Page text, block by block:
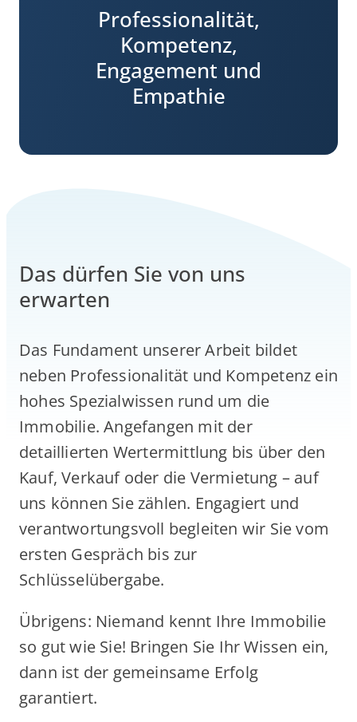
Professionalität,
Kompetenz,
Engagement und
Empathie
Das dürfen Sie von uns
erwarten
Das Fundament unserer Arbeit bildet
neben Professionalität und Kompetenz ein
hohes Spezialwissen rund um die
Immobilie. Angefangen mit der
detaillierten Wertermittlung bis über den
Kauf, Verkauf oder die Vermietung – auf
uns können Sie zählen. Engagiert und
verantwortungsvoll begleiten wir Sie vom
ersten Gespräch bis zur
Schlüsselübergabe.
Übrigens: Niemand kennt Ihre Immobilie
so gut wie Sie! Bringen Sie Ihr Wissen ein,
dann ist der gemeinsame Erfolg
garantiert.